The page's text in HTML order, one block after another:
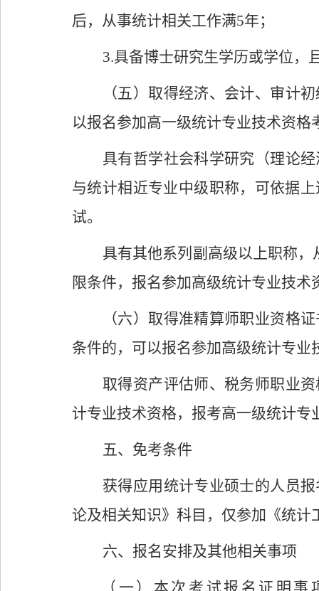
后，从事统计相关工作满5年；
3.具备博士研究生学历或学位，
（五）取得经济、会计、审计
以报名参加高一级统计专业技术资格
具有哲学社会科学研究（理论
与统计相近专业中级职称，可依据
试。
具有其他系列副高级以上职称
限条件，报名参加高级统计专业技术
（六）取得准精算师职业资格
条件的，可以报名参加高级统计专业
取得资产评估师、税务师职业
计专业技术资格，报考高一级统计专
五、免考条件
获得应用统计专业硕士的人员
论及相关知识》科目，仅参加《统计
六、报名安排及其他相关事项
（一） 本次 考试报名证明事